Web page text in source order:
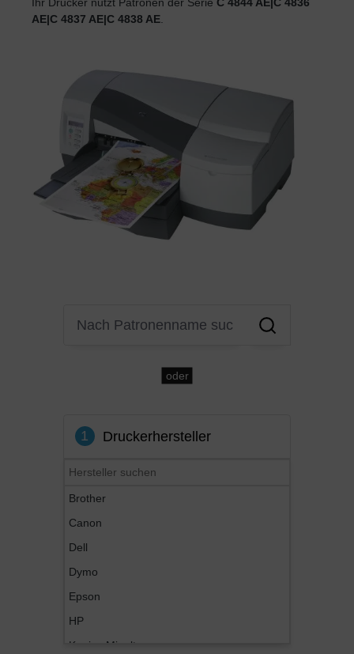
AE|C 4837 AE|C 4838 AE
oder
1 Druckerhersteller
Brother
Canon
Dell
Dymo
Epson
HP
Konica Minolta